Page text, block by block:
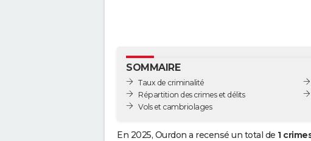
SOMMAIRE
Taux de criminalité
Répartition des crimes et délits
Vols et cambriolages
En 2025, Ourdon a recensé un total de 1